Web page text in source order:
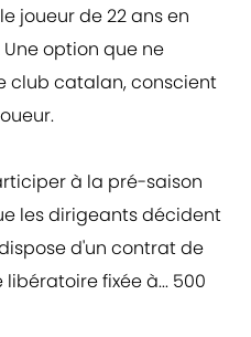
joueur de 22 ans en
option que ne
club catalan, conscient
à la pré-saison
les dirigeants décident
d'un contrat de
fixée à... 500